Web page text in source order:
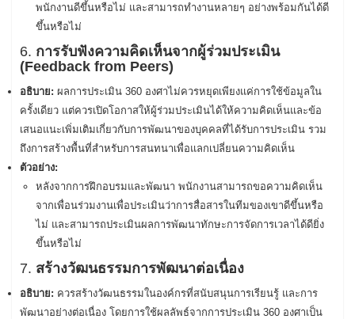
พนักงานดีขึ้นหรือไม่ และสามารถทำงานหลายๆ อย่างพร้อมกันได้ดี
ขึ้นหรือไม่
6. การรับฟังความคิดเห็นจากผู้ร่วมประเมิน
(Feedback from Peers)
อธิบาย: ผลการประเมิน 360 องศาไม่ควรหยุดเพียงแค่การใช้ข้อมูลใน
ครั้งเดียว แต่ควรเปิดโอกาสให้ผู้ร่วมประเมินได้ให้ความคิดเห็นและข้อ
เสนอแนะเพิ่มเติมเกี่ยวกับการพัฒนาของบุคคลที่ได้รับการประเมิน รวม
ถึงการสร้างพื้นที่สำหรับการสนทนาเพื่อแลกเปลี่ยนความคิดเห็น
ตัวอย่าง:
หลังจากการฝึกอบรมและพัฒนา พนักงานสามารถขอความคิดเห็น
จากเพื่อนร่วมงานเพื่อประเมินว่าการสื่อสารในทีมของเขาดีขึ้นหรือ
ไม่ และสามารถประเมินผลการพัฒนาทักษะการจัดการเวลาได้ดียิ่ง
ขึ้นหรือไม่
7. สร้างวัฒนธรรมการพัฒนาต่อเนื่อง
อธิบาย: ควรสร้างวัฒนธรรมในองค์กรที่สนับสนุนการเรียนรู้ และการ
พัฒนาอย่างต่อเนื่อง โดยการใช้ผลลัพธ์จากการประเมิน 360 องศาเป็น